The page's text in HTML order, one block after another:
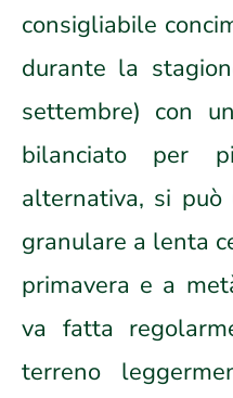
consigliabile
durante la
settembre) con
bilanciato per
alternativa, si può
granulare a lenta
primavera e a
va fatta
terreno